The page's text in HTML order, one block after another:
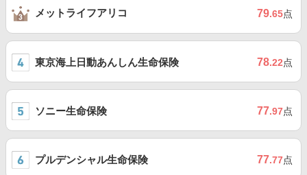
メットライフアリコ 79.65点
東京海上日動あんしん生命保険 78.22点
ソニー生命保険 77.97点
プルデンシャル生命保険 77.77点